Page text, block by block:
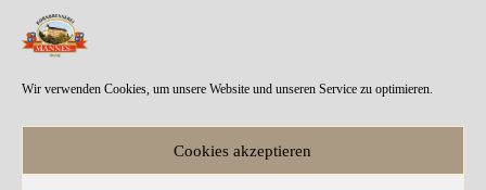
Wir verwenden Cookies, um unsere Website und unseren Service zu optimieren.
Cookies akzeptieren
Fax: (06482) 608644
Mail:info@kornbrennerei-mannes.de